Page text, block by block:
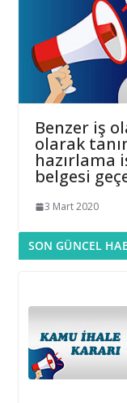
Benzer iş
olarak
hazırlama
belgesi
3 Mart 2020
SON GÜNCEL